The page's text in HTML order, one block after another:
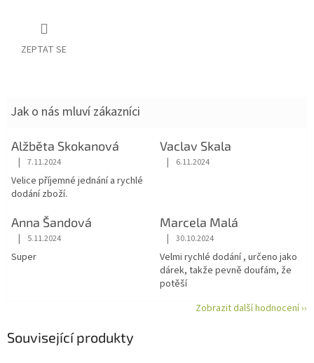
ZEPTAT SE
Jak o nás mluví zákazníci
Alžběta Skokanová
Hodnocení obchodu je 5 z 5 hvězdiček.
| 7.11.2024
Velice příjemné jednání a rychlé
dodání zboží.
Vaclav Skala
Hodnocení obchodu je 5 z 5
| 6.11.2024
Anna Šandová
Hodnocení obchodu je 5 z 5 hvězdiček.
| 5.11.2024
Super
Marcela Malá
Hodnocení obchodu je 5 z 5
| 30.10.2024
Velmi rychlé dodání , určeno jako
dárek, takže pevně doufám, že
potěší
Zobrazit další hodnocení ››
Související produkty